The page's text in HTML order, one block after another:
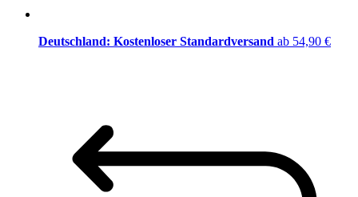
Deutschland: Kostenloser Standardversand ab 54,90 €